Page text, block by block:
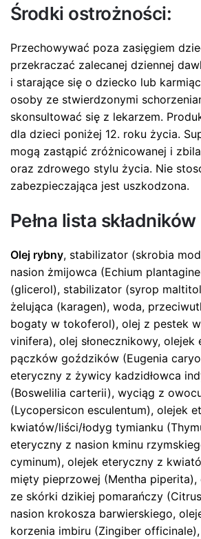
Środki ostrożności:
Przechowywać poza zasięgiem
przekraczać zalecanej dziennej
i starające się o dziecko lub
osoby ze stwierdzonymi
skonsultować się z lekarzem.
dla dzieci poniżej 12. roku życia.
mogą zastąpić zróżnicowanej i
oraz zdrowego stylu życia. Nie
zabezpieczająca jest uszkodzona.
Pełna lista składników
Olej rybny, stabilizator (skrobia
nasion żmijowca (Echium
(glicerol), stabilizator (syrop
żelująca (karagen), woda,
bogaty w tokoferol), olej z pestek
vinifera), olej słonecznikowy, olejek
pączków goździków (Eugenia
eteryczny z żywicy kadzidłowca
(Boswelilia carterii), wyciąg z
(Lycopersicon esculentum), olejek
kwiatów/liści/łodyg tymianku
eteryczny z nasion kminu
cyminum), olejek eteryczny z
mięty pieprzowej (Mentha
ze skórki dzikiej pomarańczy
nasion krokosza barwierskiego,
korzenia imbiru (Zingiber